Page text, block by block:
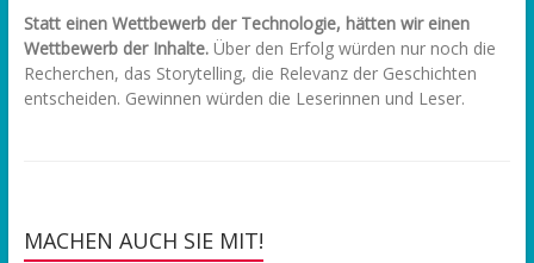
Statt einen Wettbewerb der Technologie, hätten wir einen
Wettbewerb der Inhalte.Über den Erfolg würden nur noch die
Recherchen, das Storytelling, die Relevanz der Geschichten
entscheiden. Gewinnen würden die Leserinnen und Leser.
MACHEN AUCH SIE MIT!